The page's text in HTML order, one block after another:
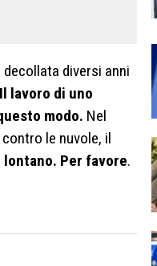
diversi anni
lavoro di uno
modo. Nel
le nuvole, il
Per favore.